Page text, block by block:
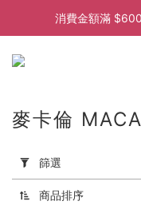
消費金額滿
消費金額滿
消費金額滿
用
選
麥卡倫
篩選
商品排序